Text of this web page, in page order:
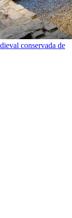
conservada de